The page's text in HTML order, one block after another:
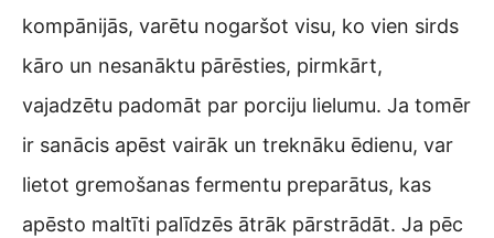
kompānijās, varētu nogaršot visu, ko vien sirds
kāro un nesanāktu pārēsties, pirmkārt,
vajadzētu padomāt par porciju lielumu. Ja tomēr
ir sanācis apēst vairāk un treknāku ēdienu, var
lietot gremošanas fermentu preparātus, kas
apēsto maltīti palīdzēs ātrāk pārstrādāt. Ja pēc